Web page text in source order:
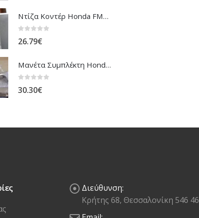
Ντίζα Κοντέρ Honda FMX-650
26.79€
Μανέτα Συμπλέκτη Honda CB/CBR-650R
30.30€
Διεύθυνση:
Κρήτης 68, Θεσσαλονίκη 546 46